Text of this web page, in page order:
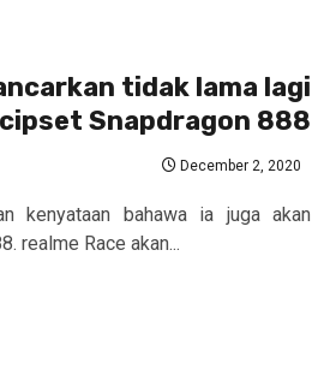
tidak lama lagi
Snapdragon 888
December 2, 2020
kenyataan bahawa ia juga akan
realme Race akan...